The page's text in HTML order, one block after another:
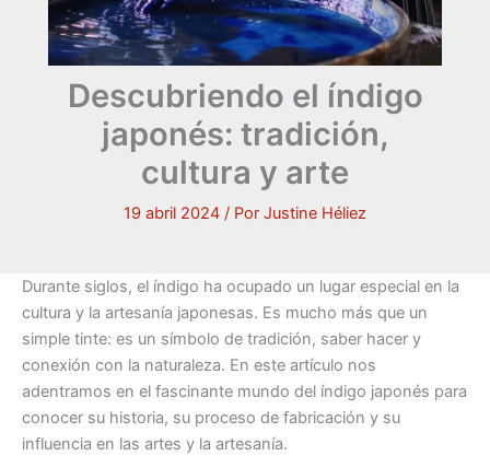
Descubriendo el índigo
japonés: tradición,
cultura y arte
19 abril 2024 / Por Justine Héliez
Durante siglos, el índigo ha ocupado un lugar especial en la
cultura y la artesanía japonesas. Es mucho más que un
simple tinte: es un símbolo de tradición, saber hacer y
conexión con la naturaleza. En este artículo nos
adentramos en el fascinante mundo del índigo japonés para
conocer su historia, su proceso de fabricación y su
influencia en las artes y la artesanía.